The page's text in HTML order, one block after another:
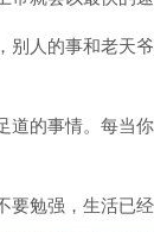
别人的事和老天
道的事情。每当
勉强，生活已